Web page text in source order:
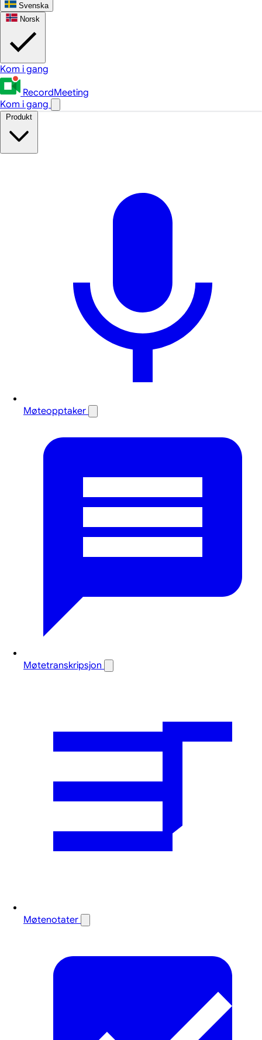
Svenska
Norsk
Kom i gang
RecordMeeting
Kom i gang
Møteopptaker
Møtetranskripsjon
Møtenotater